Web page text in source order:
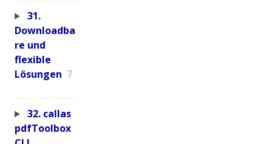
31.
Downloadba
re und
flexible
Lösungen 7
32. callas
pdfToolbox